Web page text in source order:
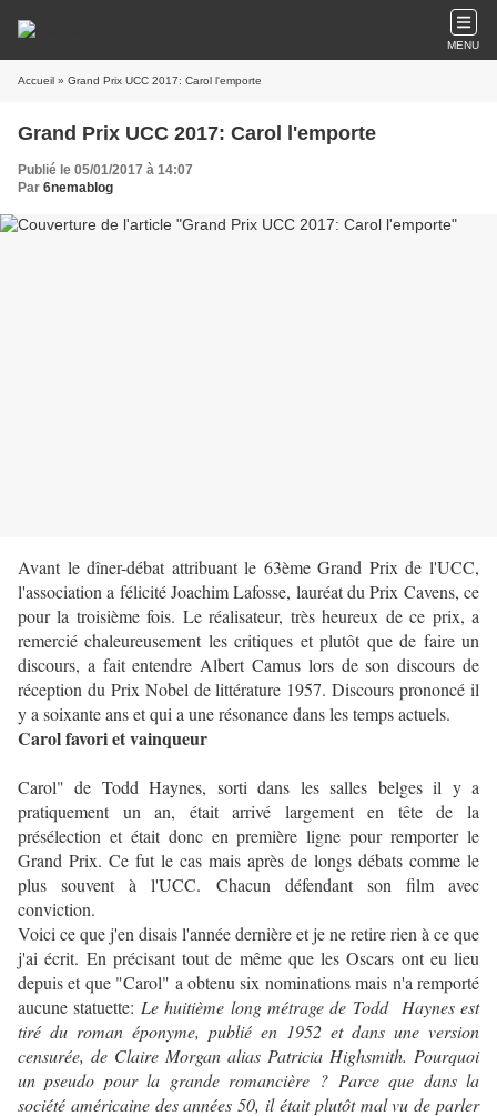
MENU
Accueil » Grand Prix UCC 2017: Carol l'emporte
Grand Prix UCC 2017: Carol l'emporte
Publié le 05/01/2017 à 14:07
Par 6nemablog
Avant le dîner-débat attribuant le 63ème Grand Prix de l'UCC,
l'association a félicité Joachim Lafosse, lauréat du Prix Cavens, ce
pour la troisième fois. Le réalisateur, très heureux de ce prix, a
remercié chaleureusement les critiques et plutôt que de faire un
discours, a fait entendre Albert Camus lors de son discours de
réception du Prix Nobel de littérature 1957. Discours prononcé il
y a soixante ans et qui a une résonance dans les temps actuels.
Carol favori et vainqueur
Carol" de Todd Haynes, sorti dans les salles belges il y a
pratiquement un an, était arrivé largement en tête de la
présélection et était donc en première ligne pour remporter le
Grand Prix. Ce fut le cas mais après de longs débats comme le
plus souvent à l'UCC. Chacun défendant son film avec
conviction.
Voici ce que j'en disais l'année dernière et je ne retire rien à ce que
j'ai écrit. En précisant tout de même que les Oscars ont eu lieu
depuis et que "Carol" a obtenu six nominations mais n'a remporté
aucune statuette: Le huitième long métrage de Todd Haynes est
tiré du roman éponyme, publié en 1952 et dans une version
censurée, de Claire Morgan alias Patricia Highsmith. Pourquoi
un pseudo pour la grande romancière ? Parce que dans la
société américaine des années 50, il était plutôt mal vu de parler